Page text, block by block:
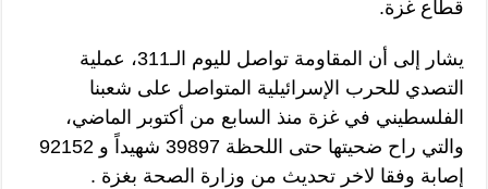
قطاع غزة.
يشار إلى أن المقاومة تواصل لليوم الـ311، عملية
التصدي للحرب الإسرائيلية المتواصل على شعبنا
الفلسطيني في غزة منذ السابع من أكتوبر الماضي،
والتي راح ضحيتها حتى اللحظة 39897 شهيداً و 92152
إصابة وفقا لاخر تحديث من وزارة الصحة بغزة .